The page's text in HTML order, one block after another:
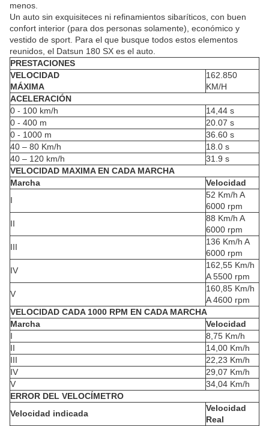
menos.
Un auto sin exquisiteces ni refinamientos sibaríticos, con buen
confort interior (para dos personas solamente), económico y
vestido de sport. Para el que busque todos estos elementos
reunidos, el Datsun 180 SX es el auto.
PRESTACIONES
VELOCIDAD
MÁXIMA
162.850
KM/H
ACELERACIÓN
0 - 100 km/h
14,44 s
0 - 400 m
20.07 s
0 - 1000 m
36.60 s
40 – 80 Km/h
18.0 s
40 – 120 km/h
31.9 s
VELOCIDAD MAXIMA EN CADA MARCHA
Marcha
Velocidad
I
52 Km/h A
6000 rpm
II
88 Km/h A
6000 rpm
III
136 Km/h A
6000 rpm
IV
162,55 Km/h
A 5500 rpm
V
160,85 Km/h
A 4600 rpm
VELOCIDAD CADA 1000 RPM EN CADA MARCHA
Marcha
Velocidad
I
8,75 Km/h
II
14,00 Km/h
III
22,23 Km/h
IV
29,07 Km/h
V
34,04 Km/h
ERROR DEL VELOCÍMETRO
Velocidad indicada
Velocidad
Real